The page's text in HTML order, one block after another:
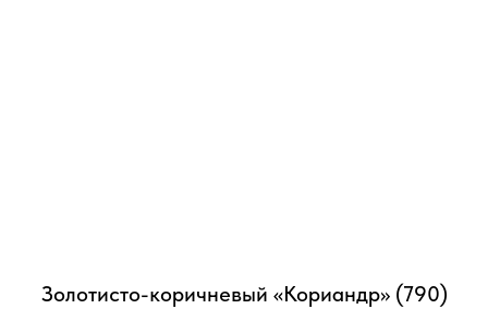
Золотисто-коричневый «Кориандр» (790)